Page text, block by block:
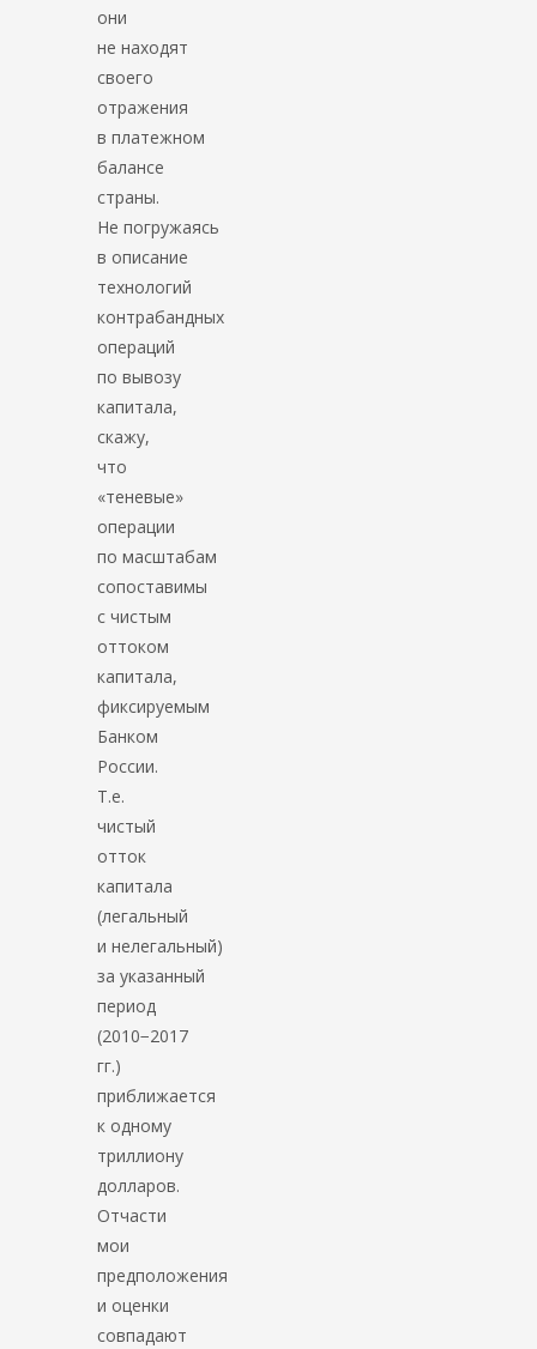
они
не находят
своего
отражения
в платежном
балансе
страны.
Не погружаясь
в описание
технологий
контрабандных
операций
по вывозу
капитала,
скажу,
что
«теневые»
операции
по масштабам
сопоставимы
с чистым
оттоком
капитала,
фиксируемым
Банком
России.
Т.е.
чистый
отток
капитала
(легальный
и нелегальный)
за указанный
период
(2010−2017
гг.)
приближается
к одному
триллиону
долларов.
Отчасти
мои
предположения
и оценки
совпадают